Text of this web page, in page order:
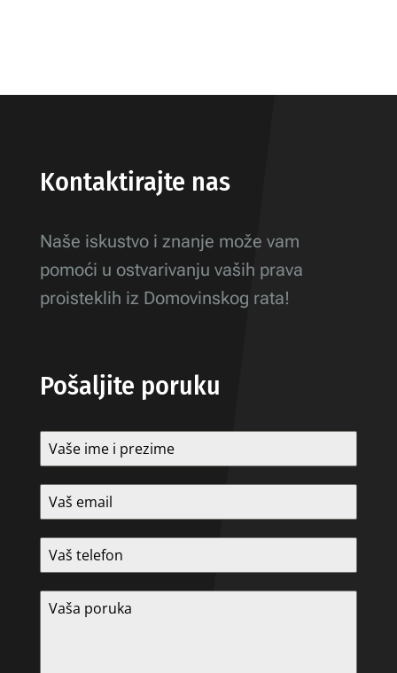
Kontaktirajte nas
Naše iskustvo i znanje može vam
pomoći u ostvarivanju vaših prava
proisteklih iz Domovinskog rata!
Pošaljite poruku